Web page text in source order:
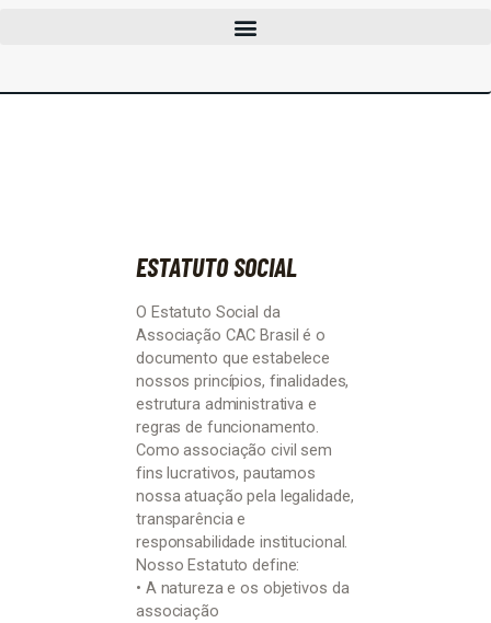
ESTATUTO SOCIAL
O Estatuto Social da
Associação CAC Brasil é o
documento que estabelece
nossos princípios, finalidades,
estrutura administrativa e
regras de funcionamento.
Como associação civil sem
fins lucrativos, pautamos
nossa atuação pela legalidade,
transparência e
responsabilidade institucional.
Nosso Estatuto define:
• A natureza e os objetivos da
associação